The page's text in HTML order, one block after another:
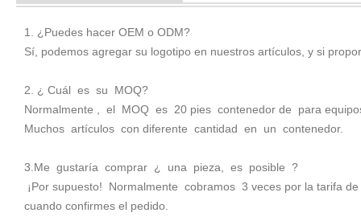
1. ¿Puedes hacer OEM o ODM?
Sí, podemos agregar su logotipo en nuestros artículos, y si
2. ¿ Cuál es su MOQ?
Normalmente , el MOQ es 20 pies contenedor de para
Muchos artículos con diferente cantidad en un contenedor.
3.Me gustaría comprar ¿ una pieza, es posible ?
¡Por supuesto! Normalmente cobramos 3 veces por la tarifa
cuando confirmes el pedido.